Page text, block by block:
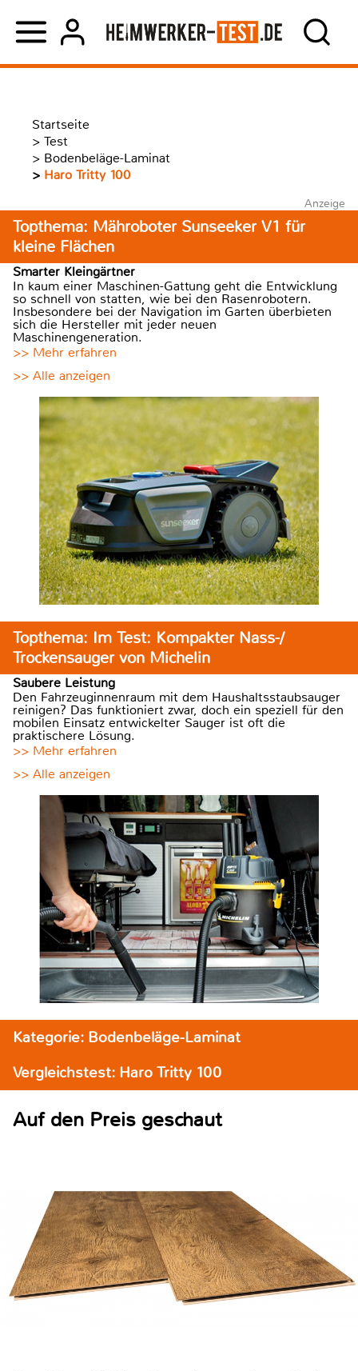
Startseite
> Test
> Bodenbeläge-Laminat
> Haro Tritty 100
Anzeige
Topthema: Mähroboter Sunseeker V1 für
kleine Flächen
Smarter Kleingärtner
In kaum einer Maschinen-Gattung geht die Entwicklung
so schnell von statten, wie bei den Rasenrobotern.
Insbesondere bei der Navigation im Garten überbieten
sich die Hersteller mit jeder neuen
Maschinengeneration.
>> Mehr erfahren
>> Alle anzeigen
Topthema: Im Test: Kompakter Nass-/
Trockensauger von Michelin
Saubere Leistung
Den Fahrzeuginnenraum mit dem Haushaltsstaubsauger
reinigen? Das funktioniert zwar, doch ein speziell für den
mobilen Einsatz entwickelter Sauger ist oft die
praktischere Lösung.
>> Mehr erfahren
>> Alle anzeigen
Kategorie: Bodenbeläge-Laminat
Vergleichstest: Haro Tritty 100
Auf den Preis geschaut